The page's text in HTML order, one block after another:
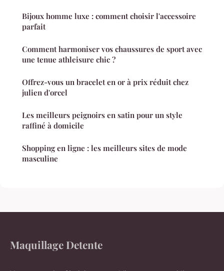
Bijoux homme luxe : comment choisir l'accessoire
parfait
Comment harmoniser vos chaussures de sport avec
une tenue athleisure chic ?
Offrez-vous un bracelet en or à prix réduit chez
julien d'orcel
Les meilleurs peignoirs en satin pour un style
raffiné à domicile
Shopping en ligne : les meilleurs sites de mode
masculine
Maquillage Detente